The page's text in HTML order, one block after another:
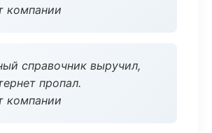
компании
справочник выручил,
пропал.
компании